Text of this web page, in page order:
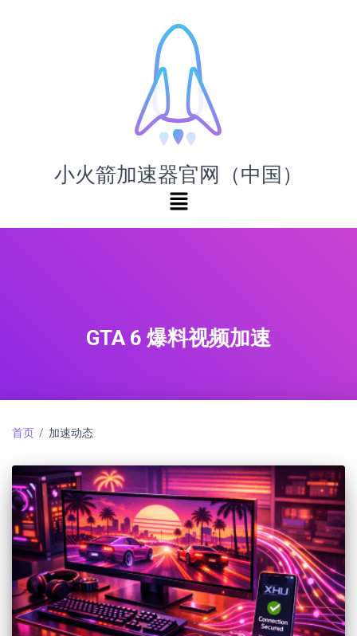
小火箭加速器官网（中国）
GTA 6 爆料视频加速
首页 / 加速动态